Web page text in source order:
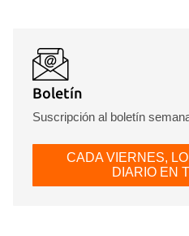
Boletín
Suscripción al boletín
CADA VIERNES,
DIARIO EN